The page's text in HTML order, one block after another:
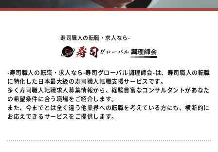
寿司職人の転職・求人なら-
-寿司職人の転職・求人なら-寿司グローバル調理師会-は、寿司職人の転職
に特化した日本最大級の寿司職人転職支援サービスです。
多く寿司職人転職求人募集情報から、経験豊富なコンサルタントがあなた
の希望条件に合う職場をご紹介します。
また、今までとは全く違う他業界への転職を考えている方にも、横断的に
お応えできるサービスをご提供します。